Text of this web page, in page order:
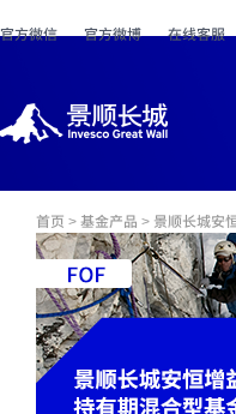
官方微信 官方微博 在线客服
首页 > 基金产品 > 景顺长城安